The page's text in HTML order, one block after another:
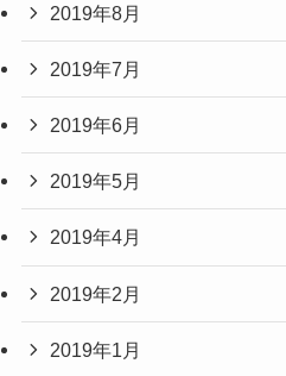
2019年8月
2019年7月
2019年6月
2019年5月
2019年4月
2019年2月
2019年1月